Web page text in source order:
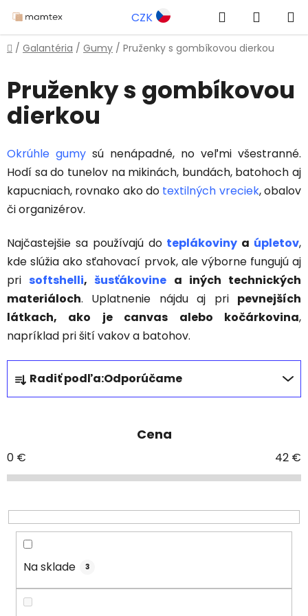
na
obsah
CZK Hľadať
KOŠÍK
Domov
/ Galantéria / Gumy / Pruženky s gombíkovou dierkou
Pruženky s gombíkovou
dierkou
Okrúhle gumy sú nenápadné, no veľmi všestranné.
Hodí sa do tunelov na mikinách, bundách, batohoch aj
kapucniach, rovnako ako do textilných vreciek, obalov
či organizérov.
Najčastejšie sa používajú do teplákoviny a úpletov,
kde slúžia ako sťahovací prvok, ale výborne fungujú aj
prisoftshelli,šusťákovine a iných technických
materiáloch. Uplatnenie nájdu aj pri pevnejších
látkach, ako je canvas alebo kočárkovina,
napríklad pri šití vakov a batohov.
R
a
d
i
e
r
o
Radiť podľa:Odporúčame
Cena
0 € 42 €
Na sklade 3